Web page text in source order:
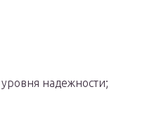
надежности;